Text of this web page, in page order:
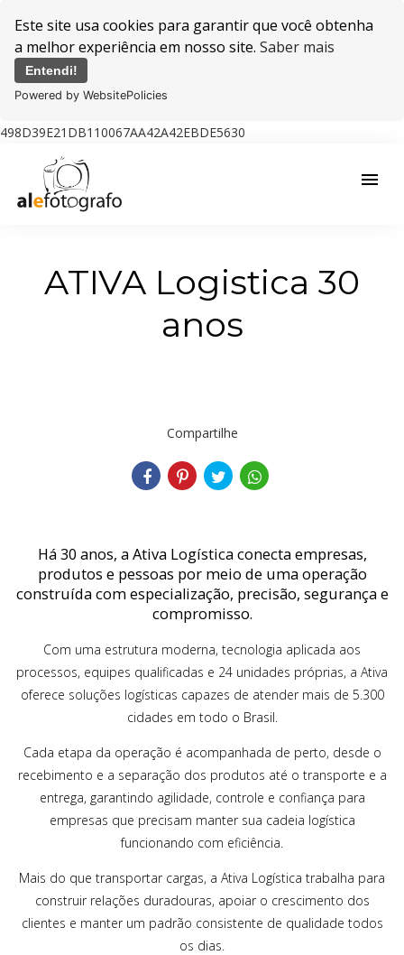
Este site usa cookies para garantir que você obtenha
a melhor experiência em nosso site. Saber mais
Entendi!
Powered by WebsitePolicies
498D39E21DB110067AA42A42EBDE5630
menu
ATIVA Logistica 30
anos
Compartilhe
Há 30 anos, a Ativa Logística conecta empresas,
produtos e pessoas por meio de uma operação
construída com especialização, precisão, segurança e
compromisso.
Com uma estrutura moderna, tecnologia aplicada aos
processos, equipes qualificadas e 24 unidades próprias, a Ativa
oferece soluções logísticas capazes de atender mais de 5.300
cidades em todo o Brasil.
Cada etapa da operação é acompanhada de perto, desde o
recebimento e a separação dos produtos até o transporte e a
entrega, garantindo agilidade, controle e confiança para
empresas que precisam manter sua cadeia logística
funcionando com eficiência.
Mais do que transportar cargas, a Ativa Logística trabalha para
construir relações duradouras, apoiar o crescimento dos
clientes e manter um padrão consistente de qualidade todos
os dias.